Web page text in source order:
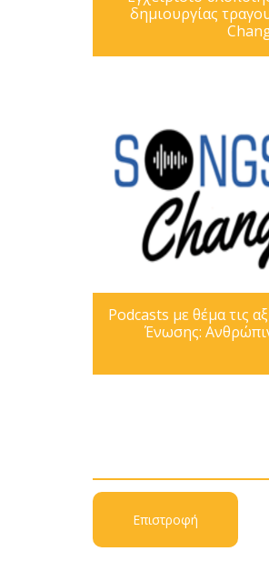
δημιουργίας
Podcasts με θέμα τις
Ένωσης:
Επιστροφή